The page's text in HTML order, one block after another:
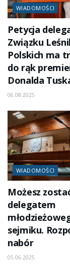
WIADOMOŚCI
Petycja
Związku
Polskich ma
do rąk
Donalda
06.08.2025
WIADOMOŚCI
Możesz
delegatem
sejmiku.
nabór
05.06.2025